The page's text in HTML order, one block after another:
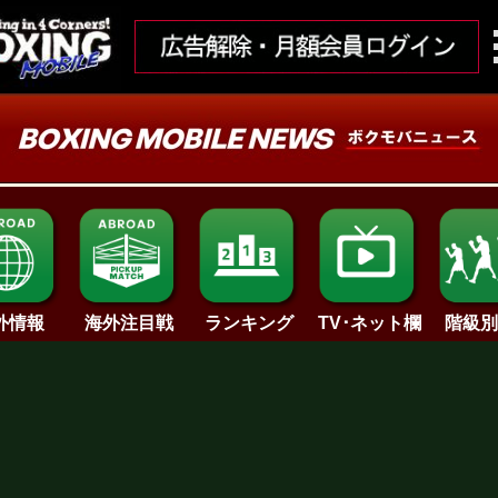
情報 海外注目戦 ランキング TV･ネット欄 階級